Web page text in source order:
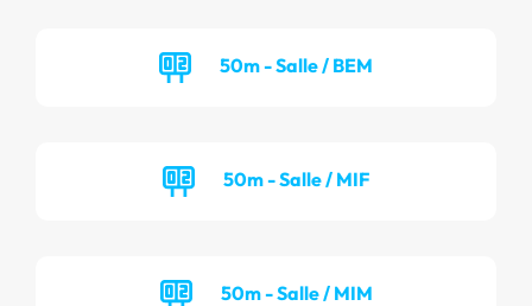
50m - Salle / BEM
50m - Salle / MIF
50m - Salle / MIM